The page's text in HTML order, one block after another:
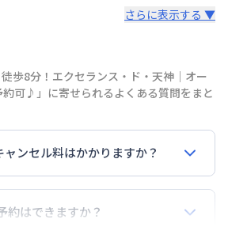
岡市七隈線薬院大通駅徒歩9分
さらに表示する ▼
徒歩8分！エクセランス・ド・天神｜オー
約可♪」に寄せられるよくある質問をまと
ャンセル料はかかりますか？
は22,000円（税込）
は請求書の家賃・事務手数料の合
約はできますか？